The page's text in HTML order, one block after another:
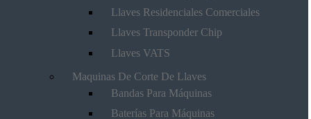
Llaves Residenciales Comerciales
Llaves Transponder Chip
Llaves VATS
Maquinas De Corte De Llaves
Bandas Para Máquinas
Baterías Para Máquinas